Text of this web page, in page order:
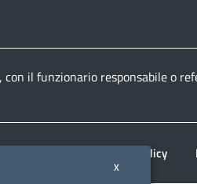
il funzionario responsabile o
Privacy policy
X